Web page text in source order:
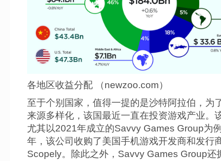
各地区收益分配 （newzoo.com）
至于个别国家，值得一提的是沙特阿拉伯，为
来源多样化，该国最近一直在投资游戏产业。
尤其以2021年成立的Savvy Games Group为
年，该公司收购了美国手机游戏开发商和发行
Scopely。除此之外，Savvy Games Group还